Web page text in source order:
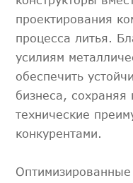
проектирования
процесса литья.
усилиям
обеспечить
бизнеса, сохраняя
технические
конкурентами.
Оптимизированные